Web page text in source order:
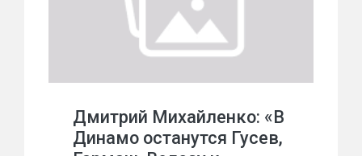
Дмитрий Михайленко: «В
Динамо останутся Гусев,